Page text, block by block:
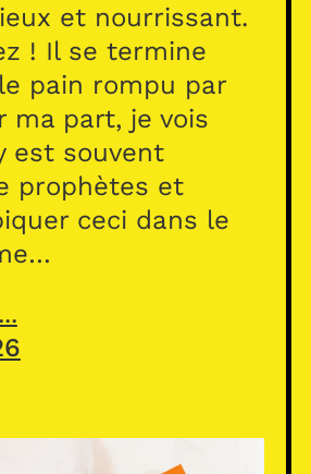
et nourrissant.
! Il se termine
pain rompu par
ma part, je vois
est souvent
prophètes et
ceci dans le